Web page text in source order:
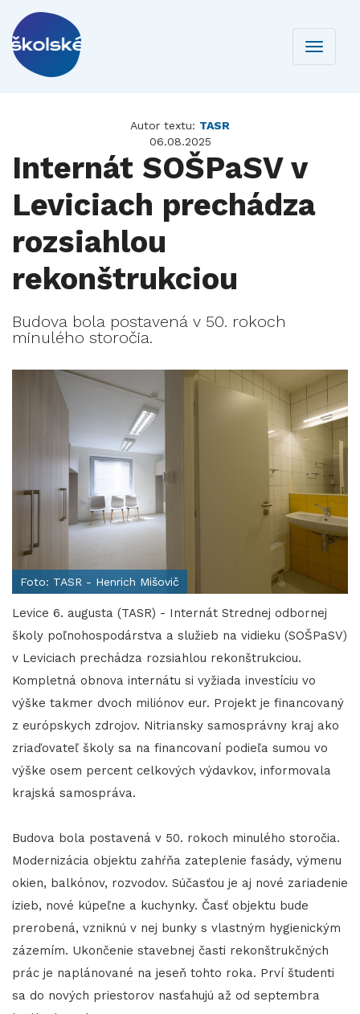
Toggle
Autor textu: TASR
06.08.2025
Internát SOŠPaSV v
Leviciach prechádza
rozsiahlou
rekonštrukciou
Budova bola postavená v 50. rokoch
minulého storočia.
Foto: TASR - Henrich Mišovič
Levice 6. augusta (TASR) - Internát Strednej odbornej
školy poľnohospodárstva a služieb na vidieku (SOŠPaSV)
v Leviciach prechádza rozsiahlou rekonštrukciou.
Kompletná obnova internátu si vyžiada investíciu vo
výške takmer dvoch miliónov eur. Projekt je financovaný
z európskych zdrojov. Nitriansky samosprávny kraj ako
zriaďovateľ školy sa na financovaní podieľa sumou vo
výške osem percent celkových výdavkov, informovala
krajská samospráva.
Budova bola postavená v 50. rokoch minulého storočia.
Modernizácia objektu zahŕňa zateplenie fasády, výmenu
okien, balkónov, rozvodov. Súčasťou je aj nové zariadenie
izieb, nové kúpeľne a kuchynky. Časť objektu bude
prerobená, vzniknú v nej bunky s vlastným hygienickým
zázemím. Ukončenie stavebnej časti rekonštrukčných
prác je naplánované na jeseň tohto roka. Prví študenti
sa do nových priestorov nasťahujú až od septembra